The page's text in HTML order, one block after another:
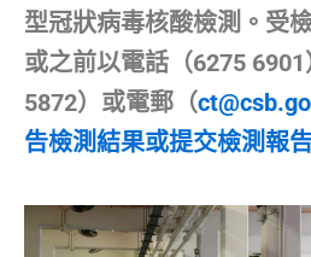
型冠狀病毒核酸檢測。受
或之前以電話（6275
5872）或電郵（
告檢測結果或提交檢測報